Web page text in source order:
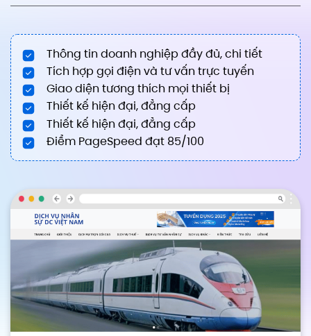
Thông tin doanh nghiệp đầy đủ, chi tiết
Tích hợp gọi điện và tư vấn trực tuyến
Giao diện tương thích mọi thiết bị
Thiết kế hiện đại, đẳng cấp
Thiết kế hiện đại, đẳng cấp
Điểm PageSpeed đạt 85/100